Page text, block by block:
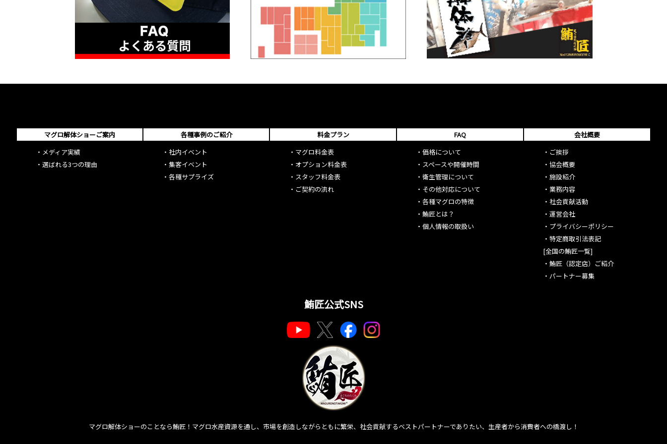
マグロ解体ショーご案内
・ メディア実績
・ 選ばれる3つの理由
各種事例のご紹介
・ 社内イベント
・ 集客イベント
・ 各種サプライズ
料金プラン
・ マグロ料金表
・ オプション料金表
・ スタッフ料金表
・ ご契約の流れ
FAQ
・価格について
・ スペースや開催時間
・衛生管理について
・ その他対応について
・各種マグロの特徴
・鮪匠とは？
・個人情報の取扱い
会社概要
・ ご挨拶
・協会概要
・施設紹介
・ 業務内容
・社会貢献活動
・運営会社
・ プライバシーポリシー
・特定商取引法表記
[全国の鮪匠一覧]
・鮪匠（認定店）ご紹介
・パートナー募集
鮪匠公式SNS
マグロ解体ショーのことなら鮪匠！マグロ水産資源を通し、市場を創造しながらともに繁栄、社会貢献するベストパートナーでありたい、生産者から消費者への橋渡し！